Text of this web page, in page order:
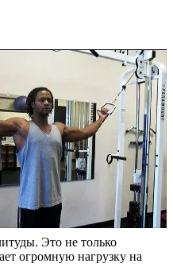
Это не только
огромную нагрузку на